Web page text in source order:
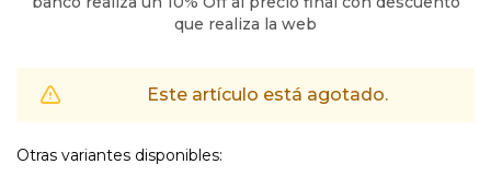
Este artículo está agotado.
Otras variantes disponibles: